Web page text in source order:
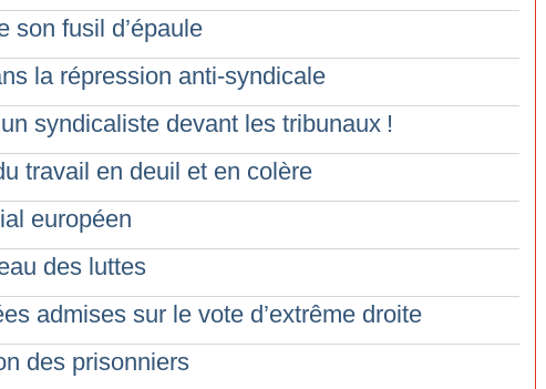
son fusil d’épaule
la répression anti-syndicale
syndicaliste devant les tribunaux !
travail en deuil et en colère
européen
des luttes
admises sur le vote d’extrême droite
des prisonniers